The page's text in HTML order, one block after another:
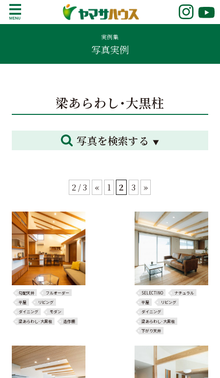
o
鹿児島で注文住宅ならヤマサハウス
新築の注文住宅や建売モデルハウスをお探し
の方はこちら。鹿児島県内で11年連続ナンバ
ーワンの実績を誇る、絆の家でおなじみの
ヤマサハウス。展示場情報や家づくりのこだ
実例集
写真実例
梁あらわし･大黒柱
写真を検索する
2 / 3 « 1 2 3 »
勾配天井
フルオーダー
平屋
リビング
ダイニング
モダン
梁あらわし･大黒柱
造作棚
SELECTINO
ナチュラル
平屋
リビング
ダイニング
梁あらわし･大黒柱
下がり天井